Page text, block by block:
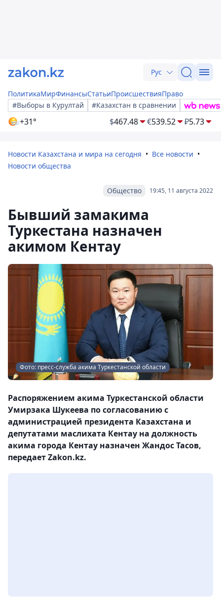
Рус
ПолитикаМирФинансыСтатьиПроисшествияПраво
#Выборы в Курултай
#Казахстан в сравнении
+31° $467.48 €539.52 ₽5.73
Новости Казахстана и мира на сегодня
Все новости
Новости общества
19:45, 11 августа 2022
Общество
Бывший замакима
Туркестана назначен
акимом Кентау
Фото: пресс-служба акима Туркестанской области
Распоряжением акима Туркестанской области
Умирзака Шукеева по согласованию с
администрацией президента Казахстана и
депутатами маслихата Кентау на должность
акима города Кентау назначен Жандос Тасов,
передает Zakon.kz.